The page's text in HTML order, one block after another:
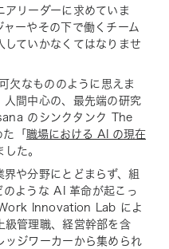
リーダーに求めていま
ーやその下で働くチーム
していかなくてはなりませ
欠なもののように思えま
人間中心の、最先端の研究
のシンクタンク The
「 職場における AI の現在
た。
や分野にとどまらず、組
のような AI 革命が起こっ
Innovation Lab によ
級管理職、経営幹部を含
ッジワーカーから集められ